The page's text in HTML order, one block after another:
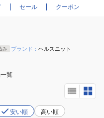
セール クーポン
込む
み ブランド： ヘルスニット
覧
安い順 高い順